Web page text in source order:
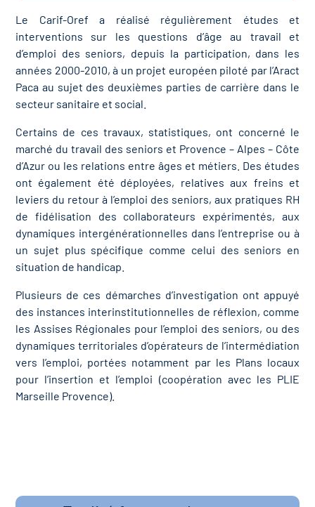
Le Carif-Oref a réalisé régulièrement études et
interventions sur les questions d’âge au travail et
d’emploi des seniors, depuis la participation, dans les
années 2000-2010, à un projet européen piloté par l’Aract
Paca au sujet des deuxièmes parties de carrière dans le
secteur sanitaire et social.
Certains de ces travaux, statistiques, ont concerné le
marché du travail des seniors et Provence – Alpes – Côte
d’Azur ou les relations entre âges et métiers. Des études
ont également été déployées, relatives aux freins et
leviers du retour à l’emploi des seniors, aux pratiques RH
de fidélisation des collaborateurs expérimentés, aux
dynamiques intergénérationnelles dans l’entreprise ou à
un sujet plus spécifique comme celui des seniors en
situation de handicap.
Plusieurs de ces démarches d’investigation ont appuyé
des instances interinstitutionnelles de réflexion, comme
les Assises Régionales pour l’emploi des seniors, ou des
dynamiques territoriales d’opérateurs de l’intermédiation
vers l’emploi, portées notamment par les Plans locaux
pour l’insertion et l’emploi (coopération avec les PLIE
Marseille Provence).